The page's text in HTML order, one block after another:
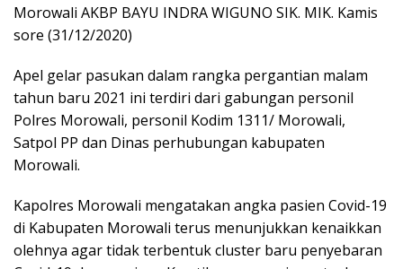
Morowali AKBP BAYU INDRA WIGUNO SIK. MIK. Kamis
sore (31/12/2020)
Apel gelar pasukan dalam rangka pergantian malam
tahun baru 2021 ini terdiri dari gabungan personil
Polres Morowali, personil Kodim 1311/ Morowali,
Satpol PP dan Dinas perhubungan kabupaten
Morowali.
Kapolres Morowali mengatakan angka pasien Covid-19
di Kabupaten Morowali terus menunjukkan kenaikkan
olehnya agar tidak terbentuk cluster baru penyebaran